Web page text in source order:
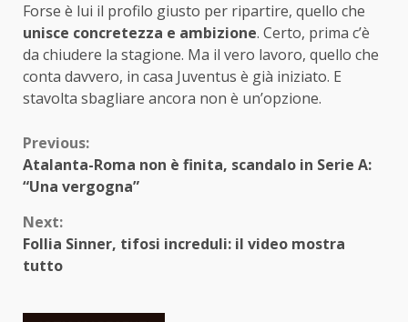
Forse è lui il profilo giusto per ripartire, quello che
unisce concretezza e ambizione. Certo, prima c’è
da chiudere la stagione. Ma il vero lavoro, quello che
conta davvero, in casa Juventus è già iniziato. E
stavolta sbagliare ancora non è un’opzione.
Continue
Reading
Previous:
Atalanta-Roma non è finita, scandalo in Serie A:
“Una vergogna”
Next:
Follia Sinner, tifosi increduli: il video mostra
tutto